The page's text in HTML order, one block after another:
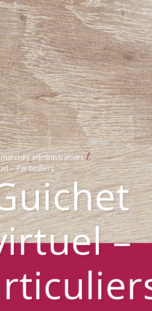
administratives /
– Particuliers
–